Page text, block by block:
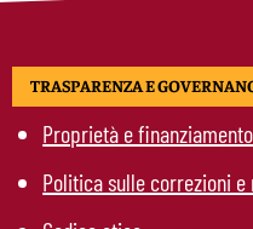
TRASPARENZA E
Proprietà e finanziamento
Politica sulle correzioni